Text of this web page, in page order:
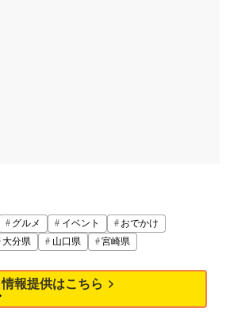
グルメ イベント
おでかけ
大分県 山口県 宮崎県
情報提供はこちら